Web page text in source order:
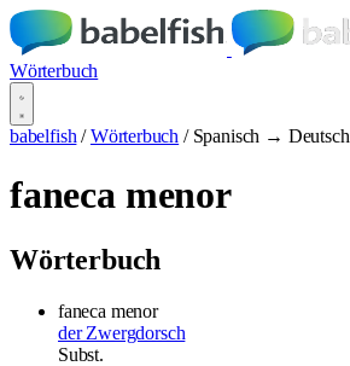
Wörterbuch
babelfish / Wörterbuch / Spanisch → Deutsch
faneca menor
Wörterbuch
faneca menor
der Zwergdorsch
Subst.